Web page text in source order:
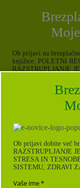
Ob prijavi na
knjižice: POLETNI
RAZSTRUPLJANJE
PODPORO
ZA OTROKE,
LASTNOSTI in
Vse o naši Politiki
podatkov
najdete
Vaše ime
Ob prijavi dobite več
RAZSTRUPLJANJE
STRESA IN
SISTEMU, ZDRAVI
Vaše ime